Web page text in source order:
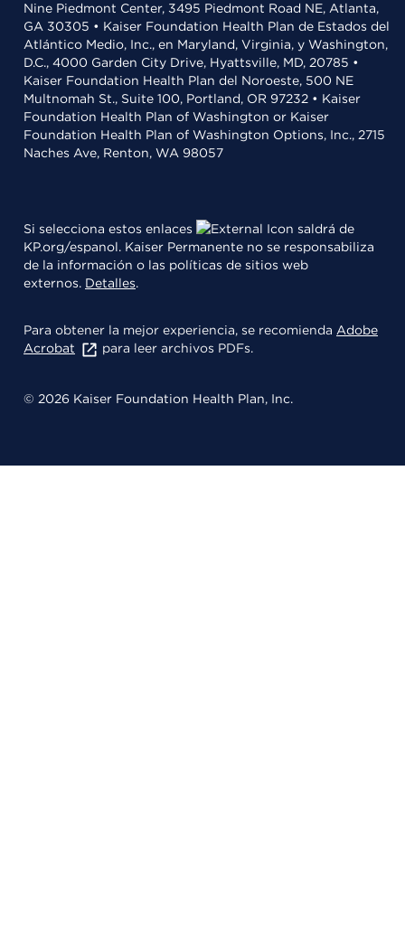
Nine Piedmont Center, 3495 Piedmont Road NE, Atlanta,
GA 30305 • Kaiser Foundation Health Plan de Estados del
Atlántico Medio, Inc., en Maryland, Virginia, y Washington,
D.C., 4000 Garden City Drive, Hyattsville, MD, 20785 •
Kaiser Foundation Health Plan del Noroeste, 500 NE
Multnomah St., Suite 100, Portland, OR 97232 • Kaiser
Foundation Health Plan of Washington or Kaiser
Foundation Health Plan of Washington Options, Inc., 2715
Naches Ave, Renton, WA 98057
Si selecciona estos enlaces
saldrá de
KP.org/espanol. Kaiser Permanente no se responsabiliza
de la información o las políticas de sitios web
externos. Detalles.
Para obtener la mejor experiencia, se recomienda Adobe
Acrobat
para leer archivos PDFs.
© 2026 Kaiser Foundation Health Plan, Inc.